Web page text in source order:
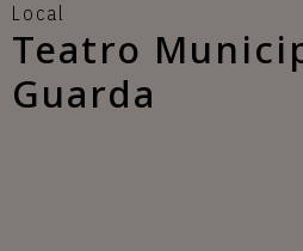
Local
Teatro
Guarda